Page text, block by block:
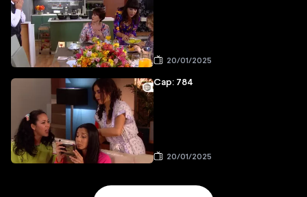
20/01/2025
Cap: 784
20/01/2025